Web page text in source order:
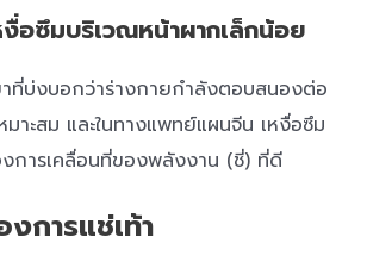
อซึมบริเวณหน้าผากเล็กน้อย
าที่บ่งบอกว่าร่างกายกำลังตอบสนองต่อ
มาะสม และในทางแพทย์แผนจีน เหงื่อซึม
ารเคลื่อนที่ของพลังงาน (ชี่) ที่ดี
การแช่เท้า